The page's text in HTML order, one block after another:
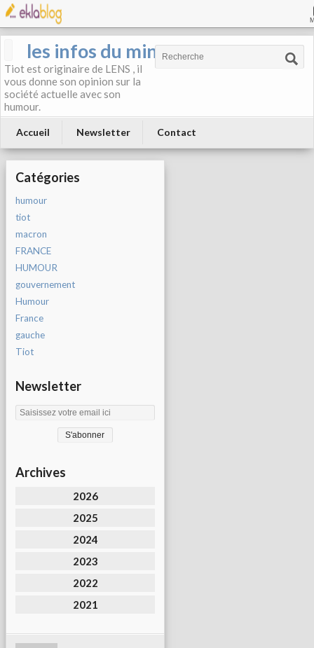
les infos du mineur
Tiot est originaire de LENS , il
vous donne son opinion sur la
société actuelle avec son
humour.
Accueil Newsletter Contact
Catégories
humour
tiot
macron
FRANCE
HUMOUR
gouvernement
Humour
France
gauche
Tiot
Newsletter
Archives
2026
2025
2024
2023
2022
2021